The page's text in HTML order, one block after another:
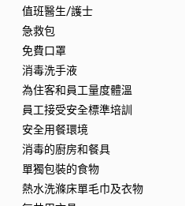
值班醫生/護士
急救包
免費口罩
消毒洗手液
為住客和員工量度體溫
員工接受安全標準培訓
安全用餐環境
消毒的廚房和餐具
單獨包裝的食物
熱水洗滌床單毛巾及衣物